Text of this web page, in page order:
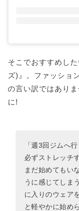
そこでおすすめし
ズ)』。ファッショ
の言い訳ではあり
に!
「週3回ジムへ
必ずストレッチ
まだ始めてもい
うに感じてしま
に入りのウェア
と軽やかに始め